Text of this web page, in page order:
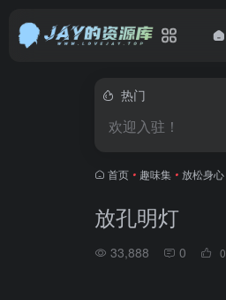
热门
欢迎入驻！
首页 • 趣味集 • 放松身心
放孔明灯
33,888 0 0